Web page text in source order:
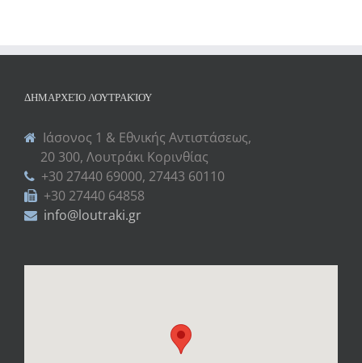
ΔΗΜΑΡΧΕΊΟ ΛΟΥΤΡΑΚΊΟΥ
Ιάσονος 1 & Εθνικής Αντιστάσεως,
20 300, Λουτράκι Κορινθίας
+30 27440 69000, 27443 60110
+30 27440 64858
info@loutraki.gr